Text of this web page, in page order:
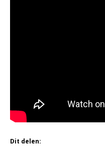
Dit delen: